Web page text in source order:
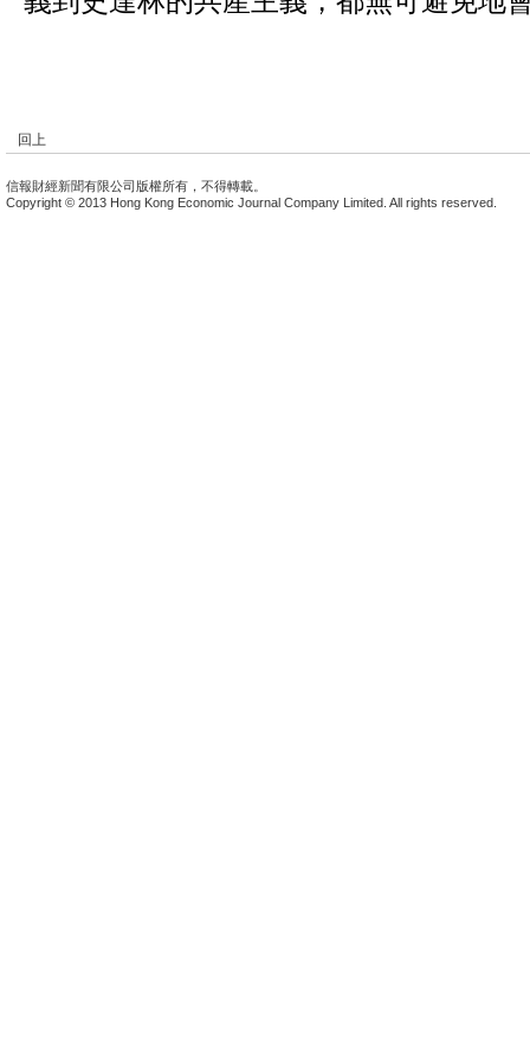
回上
信報財經新聞有限公司版權所有，不得轉載。
Copyright © 2013 Hong Kong Economic Journal Company Limited. All rights reserved.